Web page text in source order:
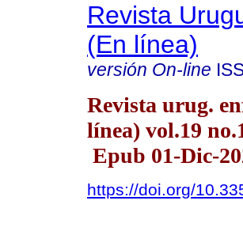
Revista
(En línea)
versión On-line
Revista urug.
línea) vol.19
Epub 01-Dic-
https://doi.org/